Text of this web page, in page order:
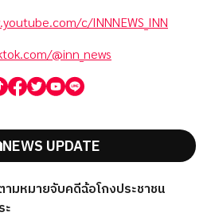
c/INNNEWS_INN
@inn_news
NEWS UPDATE
มหมายจับคดีฉ้อโกงประชาชน